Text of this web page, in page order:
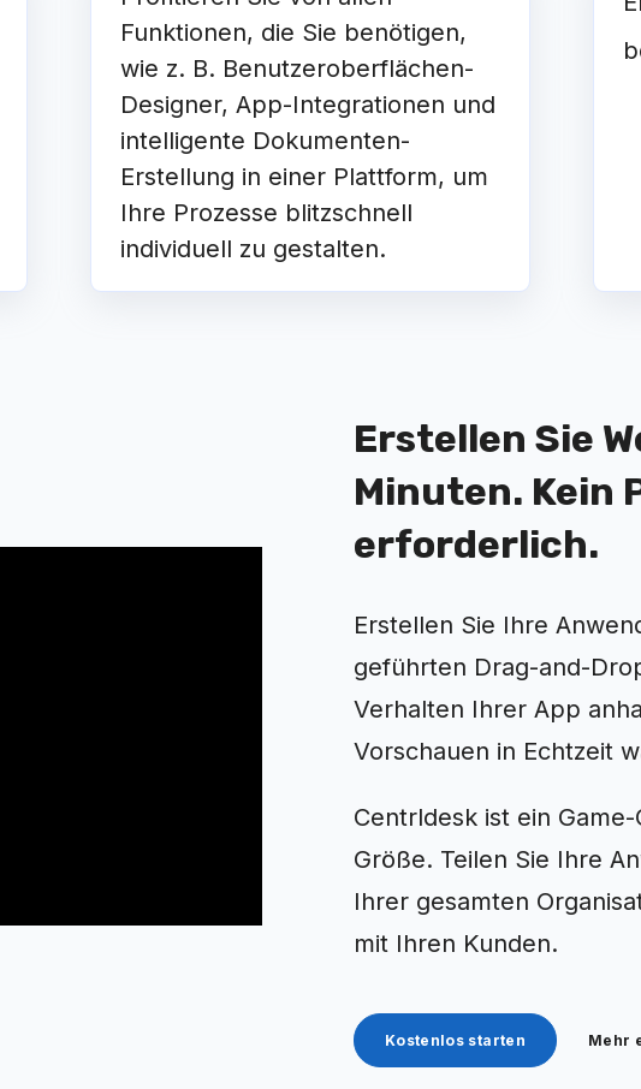
Funktionen, die Sie benötigen,
wie z. B. Benutzeroberflächen-
Designer, App-Integrationen und
intelligente Dokumenten-
Erstellung in einer Plattform, um
Ihre Prozesse blitzschnell
individuell zu gestalten.
Erstellen Sie
Minuten. Kein
erforderlich.
Erstellen Sie Ihre
geführten Drag-and-
Verhalten Ihrer App
Vorschauen in Echtzeit
Centrldesk ist ein
Größe. Teilen Sie Ihre
Ihrer gesamten
mit Ihren Kunden.
Kostenlos starten Mehr